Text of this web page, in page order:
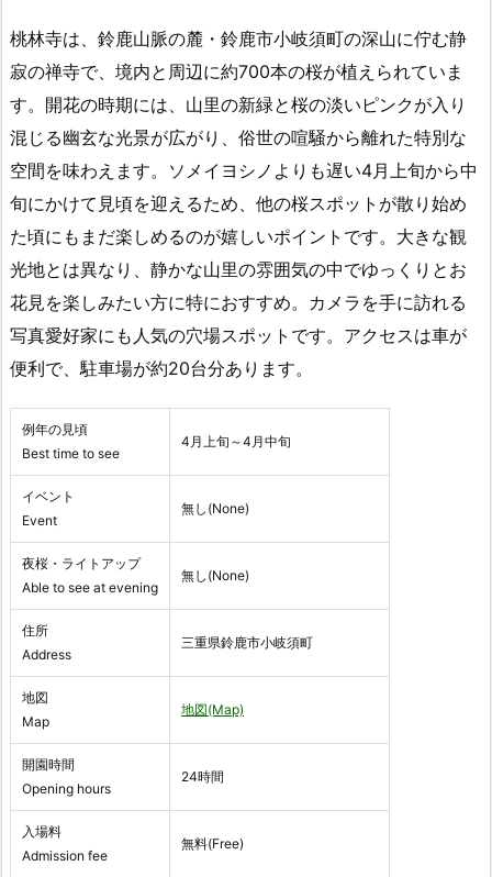
桃林寺は、鈴鹿山脈の麓・鈴鹿市小岐須町の深山に佇む静
寂の禅寺で、境内と周辺に約700本の桜が植えられていま
す。開花の時期には、山里の新緑と桜の淡いピンクが入り
混じる幽玄な光景が広がり、俗世の喧騒から離れた特別な
空間を味わえます。ソメイヨシノよりも遅い4月上旬から中
旬にかけて見頃を迎えるため、他の桜スポットが散り始め
た頃にもまだ楽しめるのが嬉しいポイントです。大きな観
光地とは異なり、静かな山里の雰囲気の中でゆっくりとお
花見を楽しみたい方に特におすすめ。カメラを手に訪れる
写真愛好家にも人気の穴場スポットです。アクセスは車が
便利で、駐車場が約20台分あります。
例年の見頃
Best time to see
4月上旬～4月中旬
イベント
Event
無し(None)
夜桜・ライトアップ
Able to see at evening
無し(None)
住所
Address
三重県鈴鹿市小岐須町
地図
Map
地図(Map)
開園時間
Opening hours
24時間
入場料
Admission fee
無料(Free)